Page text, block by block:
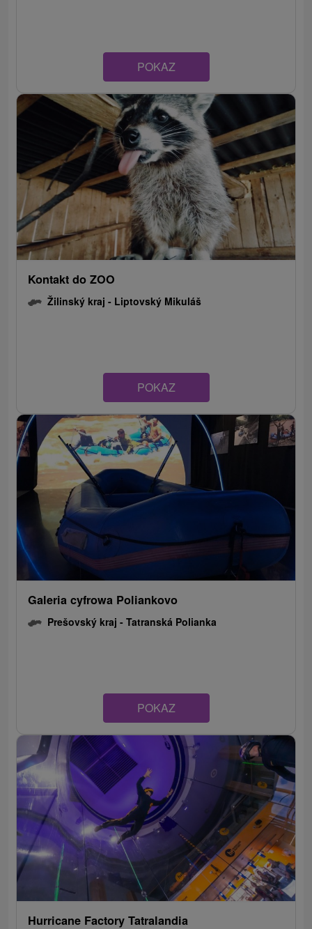
POKAZ
Kontakt do ZOO
Žilinský kraj - Liptovský Mikuláš
POKAZ
Galeria cyfrowa Poliankovo
Prešovský kraj -Tatranská Polianka
POKAZ
Hurricane Factory Tatralandia